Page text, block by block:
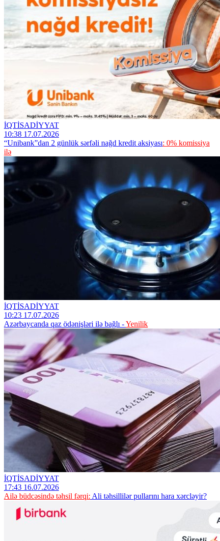
İQTİSADİYYAT
10:38 17.07.2026
“Unibank”dan 2 günlük sərfəli nağd kredit aksiyası: 0% komissiya
ilə
İQTİSADİYYAT
10:23 17.07.2026
Azərbaycanda qaz ödənişləri ilə bağlı -Yenilik
İQTİSADİYYAT
17:43 16.07.2026
Ailə büdcəsində təhsil fərqi: Ali təhsillilər pullarını hara xərcləyir?